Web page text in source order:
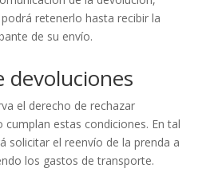
retenerlo hasta recibir la
de su envío.
devoluciones
el derecho de rechazar
cumplan estas condiciones. En tal
solicitar el reenvío de la prenda a
los gastos de transporte.